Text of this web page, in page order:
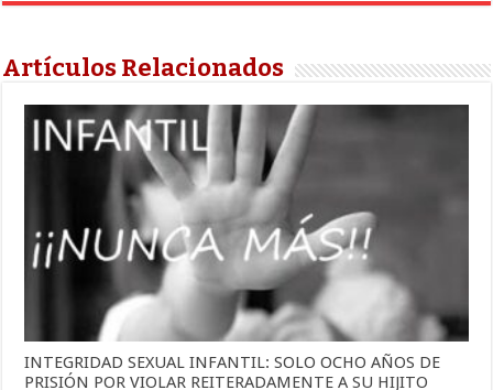
Artículos Relacionados
INTEGRIDAD SEXUAL INFANTIL: SOLO OCHO AÑOS DE
PRISIÓN POR VIOLAR REITERADAMENTE A SU HIJITO